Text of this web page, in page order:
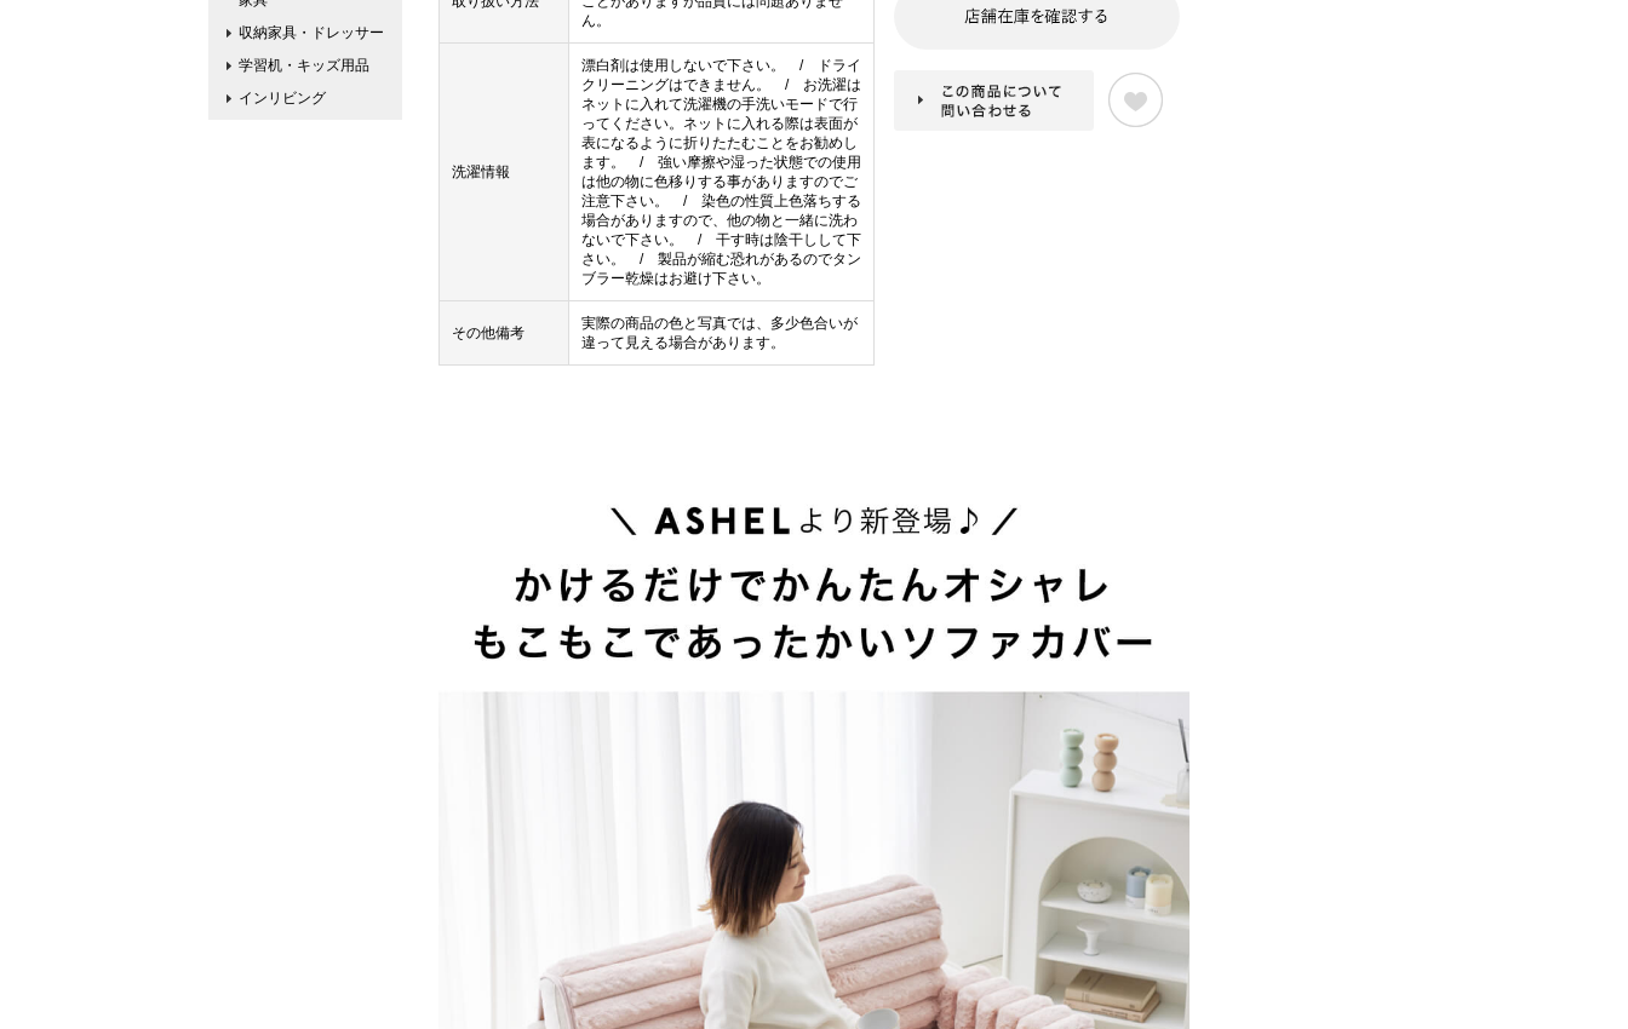
ん。
洗濯情報
漂白剤は使用しないで下さい。 / ドライ
クリーニングはできません。 / お洗濯は
ネットに入れて洗濯機の手洗いモードで行
ってください。ネットに入れる際は表面が
表になるように折りたたむことをお勧めし
ます。 / 強い摩擦や湿った状態での使用
は他の物に色移りする事がありますのでご
注意下さい。 / 染色の性質上色落ちする
場合がありますので、他の物と一緒に洗わ
ないで下さい。 / 干す時は陰干しして下
さい。 / 製品が縮む恐れがあるのでタン
ブラー乾燥はお避け下さい。
その他備考
実際の商品の色と写真では、多少色合いが
違って見える場合があります。
収納家具・ドレッサー
学習机・キッズ用品
インリビング